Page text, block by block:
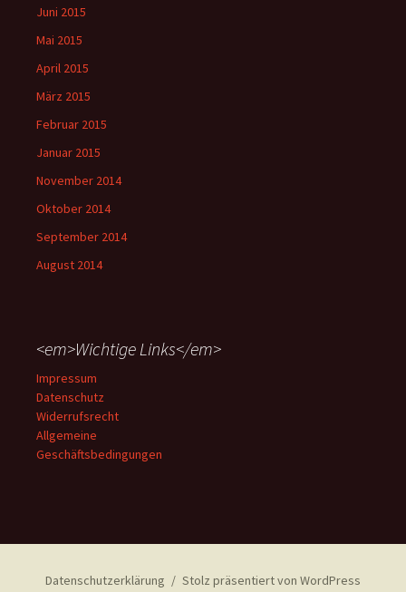
Juni 2015
Mai 2015
April 2015
März 2015
Februar 2015
Januar 2015
November 2014
Oktober 2014
September 2014
August 2014
<em>Wichtige Links</em>
Impressum
Datenschutz
Widerrufsrecht
Allgemeine
Geschäftsbedingungen
Datenschutzerklärung Stolz präsentiert von WordPress